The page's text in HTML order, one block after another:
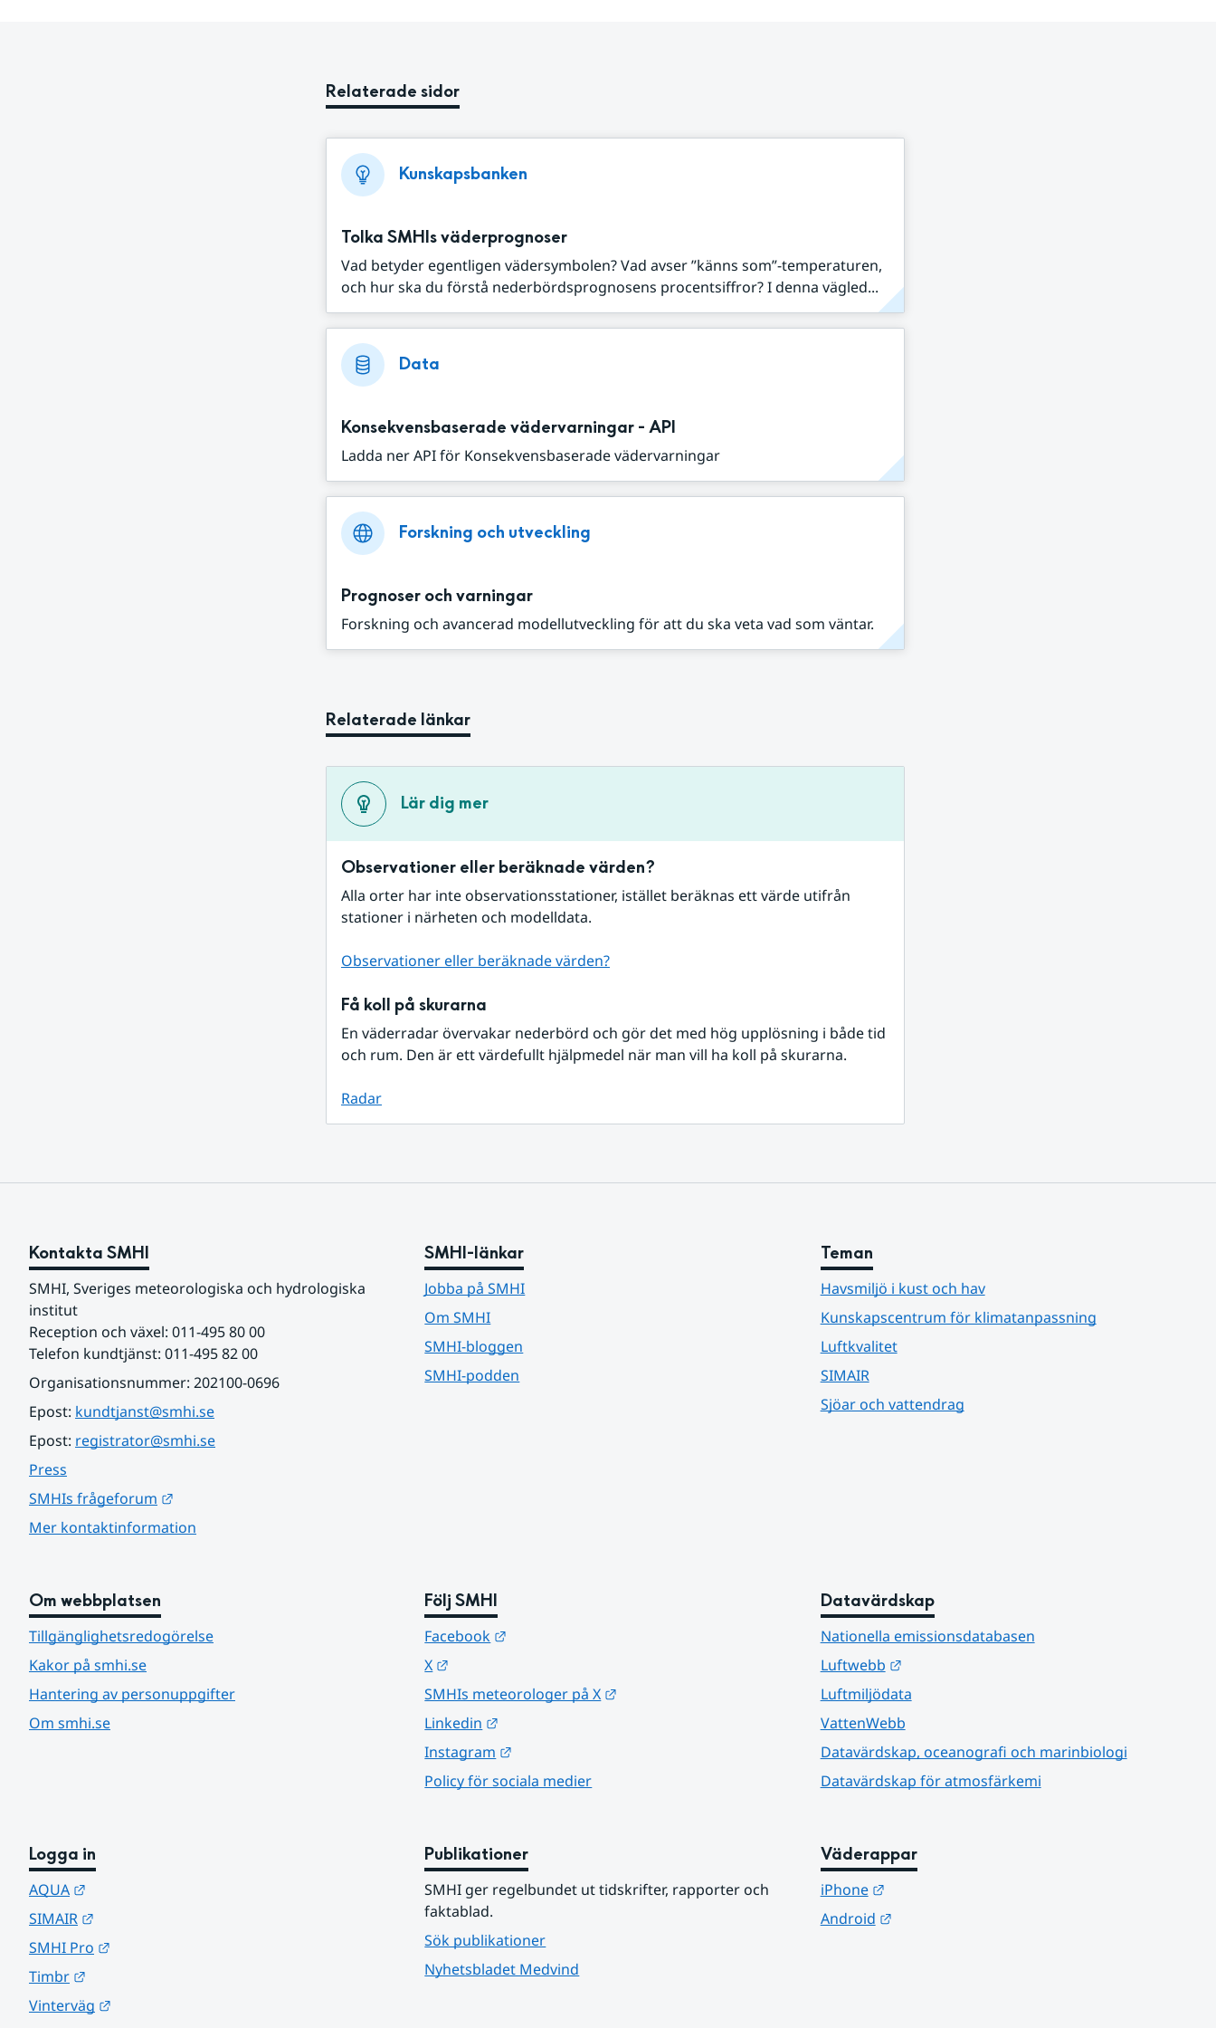
Relaterade sidor
Kunskapsbanken
Tolka SMHIs väderprognoser
Vad betyder egentligen vädersymbolen? Vad avser ”känns som”-temperaturen,
och hur ska du förstå nederbördsprognosens procentsiffror? I denna vägled...
Data
Konsekvensbaserade vädervarningar - API
Ladda ner API för Konsekvensbaserade vädervarningar
Forskning och utveckling
Prognoser och varningar
Forskning och avancerad modellutveckling för att du ska veta vad som väntar.
Relaterade länkar
Lär dig mer
Observationer eller beräknade värden?
Alla orter har inte observationsstationer, istället beräknas ett värde utifrån
stationer i närheten och modelldata.
Observationer eller beräknade värden?
Få koll på skurarna
En väderradar övervakar nederbörd och gör det med hög upplösning i både tid
och rum. Den är ett värdefullt hjälpmedel när man vill ha koll på skurarna.
Radar
Kontakta SMHI
SMHI, Sveriges meteorologiska och hydrologiska
institut
Reception och växel: 011-495 80 00
Telefon kundtjänst: 011-495 82 00
Organisationsnummer: 202100-0696
Epost: kundtjanst@smhi.se
Epost: registrator@smhi.se
Press
SMHIs frågeforum
Mer kontaktinformation
SMHI-länkar
Jobba på SMHI
Om SMHI
SMHI-bloggen
SMHI-podden
Teman
Havsmiljö i kust och hav
Kunskapscentrum för klimatanpassning
Luftkvalitet
SIMAIR
Sjöar och vattendrag
Om webbplatsen
Tillgänglighetsredogörelse
Kakor på smhi.se
Hantering av personuppgifter
Om smhi.se
Följ SMHI
Facebook
X
SMHIs meteorologer på X
Linkedin
Instagram
Policy för sociala medier
Datavärdskap
Nationella emissionsdatabasen
Luftwebb
Länk till annan webbplats.
Luftmiljödata
VattenWebb
Datavärdskap, oceanografi och marinbiologi
Datavärdskap för atmosfärkemi
Logga in
AQUA
SIMAIR
SMHI Pro
Timbr
Vinterväg
Publikationer
SMHI ger regelbundet ut tidskrifter, rapporter och
faktablad.
Sök publikationer
Nyhetsbladet Medvind
Väderappar
iPhone
Länk till annan webbplats.
Android
Länk till annan webbplats.